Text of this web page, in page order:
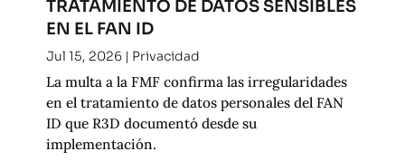
TRATAMIENTO DE DATOS SENSIBLES
EN EL FAN ID
Jul 15, 2026| Privacidad
La multa a la FMF confirma las irregularidades
en el tratamiento de datos personales del FAN
ID que R3D documentó desde su
implementación.